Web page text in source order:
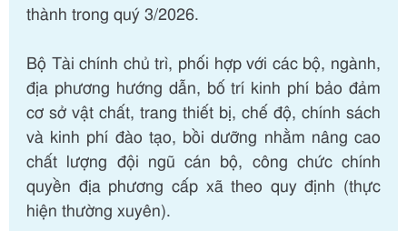
thành trong quý 3/2026.
Bộ Tài chính chủ trì, phối hợp với các bộ, ngành,
địa phương hướng dẫn, bố trí kinh phí bảo đảm
cơ sở vật chất, trang thiết bị, chế độ, chính sách
và kinh phí đào tạo, bồi dưỡng nhằm nâng cao
chất lượng đội ngũ cán bộ, công chức chính
quyền địa phương cấp xã theo quy định (thực
hiện thường xuyên).